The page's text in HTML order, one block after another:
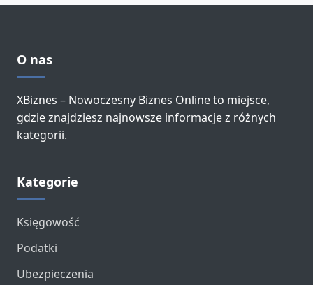
O nas
XBiznes – Nowoczesny Biznes Online to miejsce,
gdzie znajdziesz najnowsze informacje z różnych
kategorii.
Kategorie
Księgowość
Podatki
Ubezpieczenia